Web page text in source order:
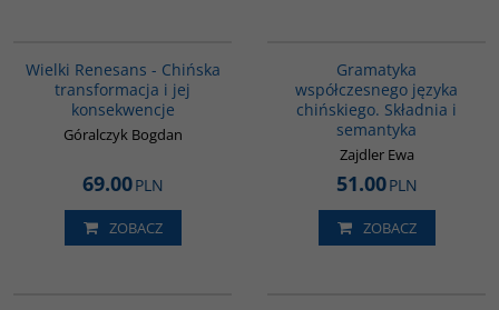
Wielki Renesans - Chińska
transformacja i jej
konsekwencje
Góralczyk Bogdan
69.00PLN
ZOBACZ
Gramatyka
współczesnego języka
chińskiego. Składnia i
semantyka
Zajdler Ewa
51.00PLN
ZOBACZ